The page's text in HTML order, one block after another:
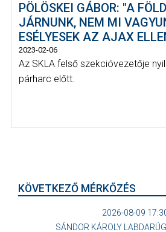
PÖLÖSKEI GÁBOR: "A
JÁRNUNK, NEM MI
ESÉLYESEK AZ AJAX
2023-02-06
Az SKLA felső szekcióvezetője
párharc előtt.
KÖVETKEZŐ MÉRKŐZÉS
2026-08-09
SÁNDOR KÁROLY